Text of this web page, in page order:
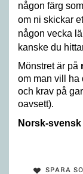
någon färg
om ni skickar
någon vecka
kanske du
Mönstret är på
om man vill ha
och krav på
oavsett).
Norsk-
SPARA